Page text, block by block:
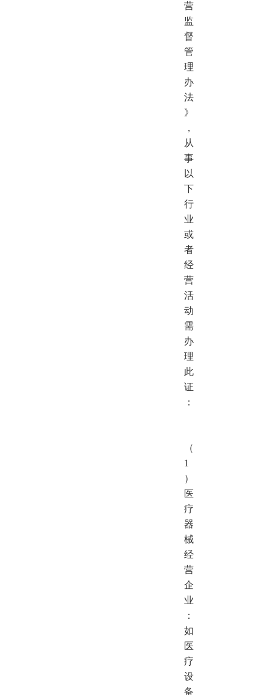
营
监
督
管
理
办
法
》
，
从
事
以
下
行
业
或
者
经
营
活
动
需
办
理
此
证
：
（
1
）
医
疗
器
械
经
营
企
业
：
如
医
疗
设
备